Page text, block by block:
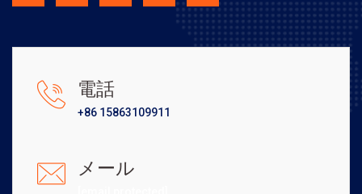
電話
+86 15863109911
メール